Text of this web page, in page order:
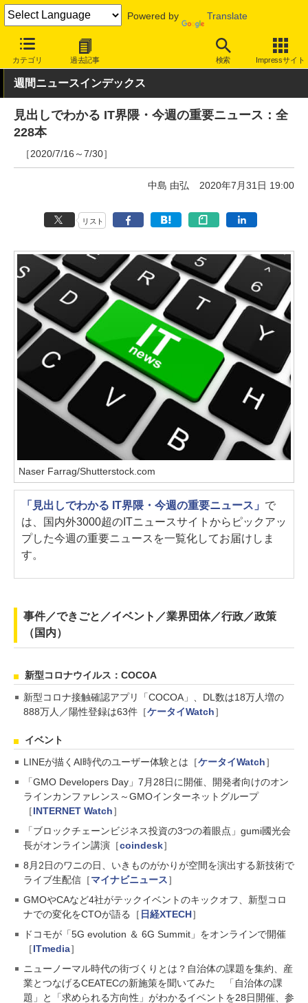
Powered by Translate
カテゴリ 過去記事 検索 Impressサイト
INTERNET Watch トピック その他
週間ニュースインデックス
見出しでわかる IT界隈・今週の重要ニュース：全
228本
［2020/7/16～7/30］
中島 由弘 2020年7月31日 19:00
リスト
Naser Farrag/Shutterstock.com
「見出しでわかる IT界隈・今週の重要ニュース」 で
は、国内外3000超のITニュースサイトからピックアッ
プした今週の重要ニュースを一覧化してお届けしま
す。
事件／できごと／イベント／業界団体／行政／政策
（国内）
新型コロナウイルス：COCOA
新型コロナ接触確認アプリ「COCOA」、DL数は18万人増の
888万人／陽性登録は63件［ケータイWatch］
イベント
LINEが描くAI時代のユーザー体験とは［ケータイWatch］
「GMO Developers Day」7月28日に開催、開発者向けのオン
ラインカンファレンス～GMOインターネットグループ
［INTERNET Watch］
「ブロックチェーンビジネス投資の3つの着眼点」gumi國光会
長がオンライン講演［coindesk］
8月2日のワニの日、いきものがかりが空間を演出する新技術で
ライブ生配信［マイナビニュース］
GMOやCAなど4社がテックイベントのキックオフ、新型コロ
ナでの変化をCTOが語る［ 日経XTECH］
ドコモが「5G evolution ＆ 6G Summit」をオンラインで開催
［ITmedia］
ニューノーマル時代の街づくりとは？自治体の課題を集約、産
業とつなげるCEATECの新施策を聞いてみた 「自治体の課
題」と「求められる方向性」がわかるイベントを28日開催、参